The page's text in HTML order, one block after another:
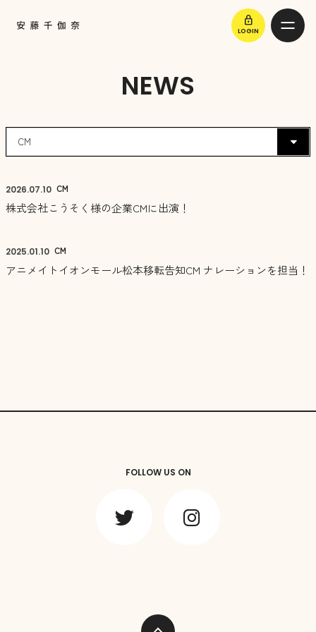
lock
LOGIN
NEWS
2026.07.10 CM
株式会社こうそく様の企業CMに出演！
2025.01.10 CM
アニメイトイオンモール松本移転告知CM ナレーションを担当！
FOLLOW US ON